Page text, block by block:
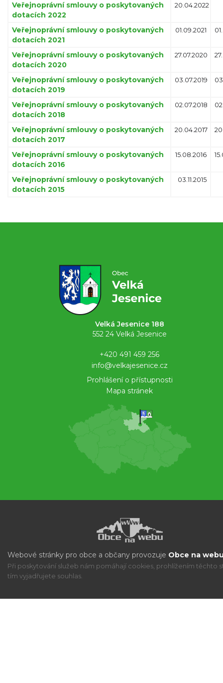
Veřejnoprávní smlouvy o poskytovaných
dotacích 2022
20.04.2022
Veřejnoprávní smlouvy o poskytovaných
dotacích 2021
01.09.2021
Veřejnoprávní smlouvy o poskytovaných
dotacích 2020
27.07.2020
Veřejnoprávní smlouvy o poskytovaných
dotacích 2019
03.07.2019
Veřejnoprávní smlouvy o poskytovaných
dotacích 2018
02.07.2018
Veřejnoprávní smlouvy o poskytovaných
dotacích 2017
20.04.2017
Veřejnoprávní smlouvy o poskytovaných
dotacích 2016
15.08.2016
Veřejnoprávní smlouvy o poskytovaných
dotacích 2015
03.11.2015
Velká Jesenice 188
552 24 Velká Jesenice
+420 491 459 256
info@velkajesenice.cz
Prohlášení o přístupnosti
Mapa stránek
Webové stránky pro obce a občany provozuje Obce na
Při poskytování služeb nám pomáhají cookies, prohlížením těchto
tím vyjadřujete souhlas.